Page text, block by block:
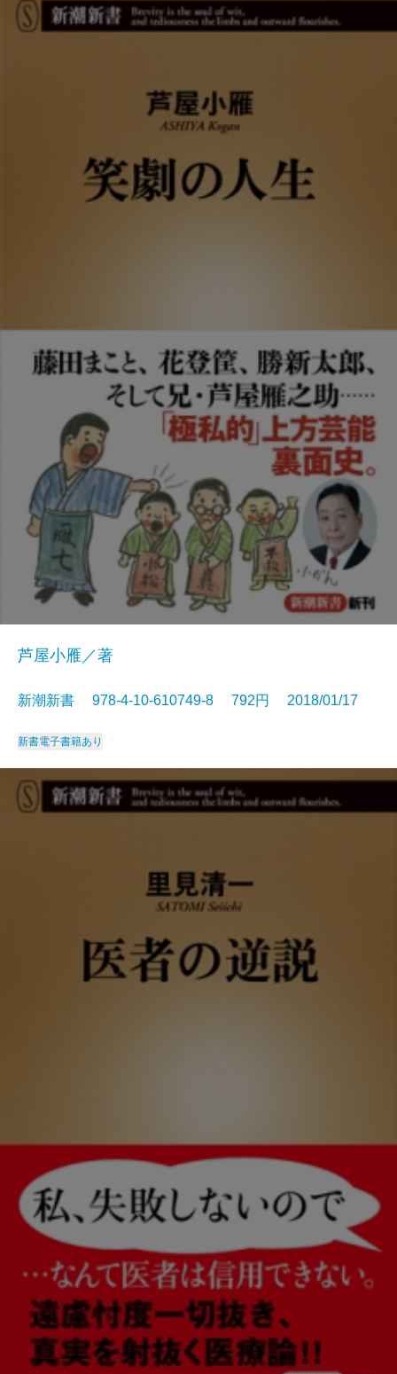
芦屋小雁／著
新潮新書 978-4-10-610749-8 792円 2018/01/17
新書電子書籍あり